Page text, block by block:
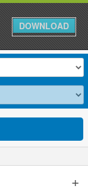
Anuncie Grátis »
DOWNLOAD